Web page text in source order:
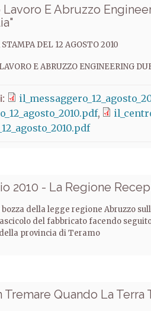
Lavoro E Abruzzo
STAMPA DEL 12 AGOSTO 2010
E ABRUZZO ENGINEERING
2010 - La Regione
della legge regione Abruzzo
del fabbricato facendo
provincia di Teramo
Tremare Quando La Terra